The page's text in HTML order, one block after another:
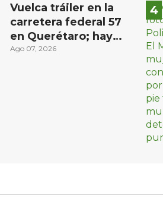
Vuelca tráiler en la
carretera federal 57
en Querétaro; hay
derrame de
Ago 07, 2026